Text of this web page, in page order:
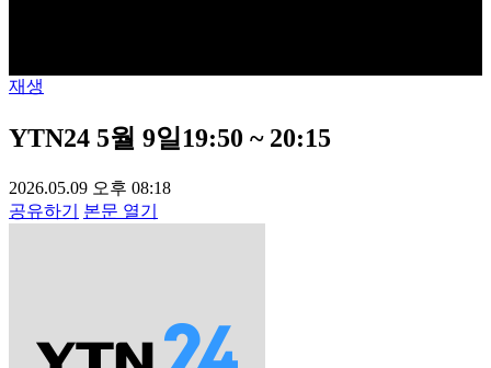
재생
YTN24 5월 9일19:50 ~ 20:15
2026.05.09 오후 08:18
공유하기
본문 열기